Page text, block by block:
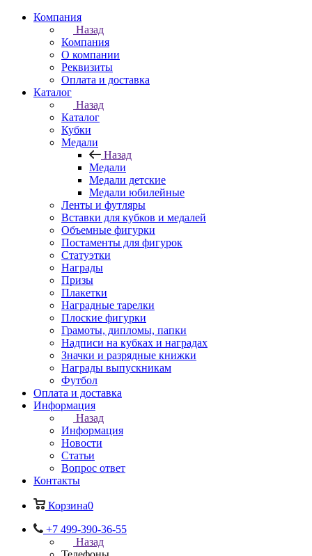
Компания
Назад
Компания
О компании
Реквизиты
Оплата и доставка
Каталог
Назад
Каталог
Кубки
Медали
Назад
Медали
Медали детские
Медали юбилейные
Ленты и футляры
Вставки для кубков и медалей
Объемные фигурки
Постаменты для фигурок
Статуэтки
Награды
Призы
Плакетки
Наградные тарелки
Плоские фигурки
Грамоты, дипломы, папки
Надписи на кубках и наградах
Значки и разрядные книжки
Награды выпускникам
Футбол
Оплата и доставка
Информация
Назад
Информация
Новости
Статьи
Вопрос ответ
Контакты
Корзина0
+7 499-390-36-55
Назад